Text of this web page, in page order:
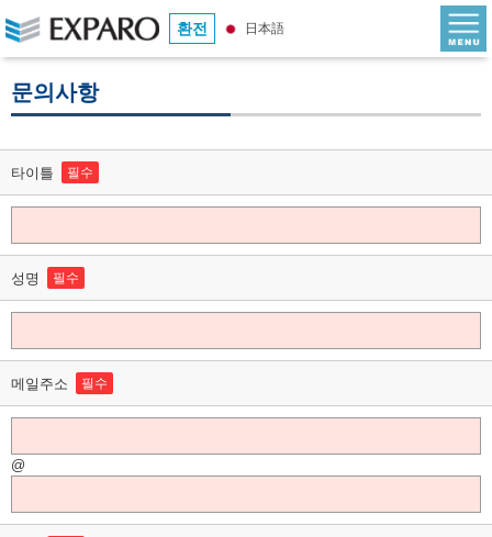
환전 日本語
문의사항
타이틀 필수
성명 필수
메일주소 필수
@